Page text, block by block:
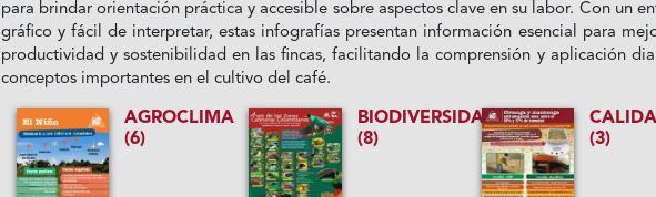
para brindar orientación práctica y accesible sobre aspectos clave en su labor. Con un
gráfico y fácil de interpretar, estas infografías presentan información esencial para
productividad y sostenibilidad en las fincas, facilitando la comprensión y aplicación
conceptos importantes en el cultivo del café.
AGROCLIMA
(6)
BIODIVERSIDAD
(8)
(3)